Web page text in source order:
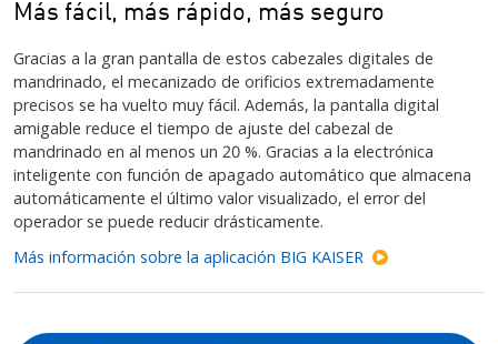
Más fácil, más rápido, más seguro
Gracias a la gran pantalla de estos cabezales digitales de
mandrinado, el mecanizado de orificios extremadamente
precisos se ha vuelto muy fácil. Además, la pantalla digital
amigable reduce el tiempo de ajuste del cabezal de
mandrinado en al menos un 20 %. Gracias a la electrónica
inteligente con función de apagado automático que almacena
automáticamente el último valor visualizado, el error del
operador se puede reducir drásticamente.
Más información sobre la aplicación BIG KAISER